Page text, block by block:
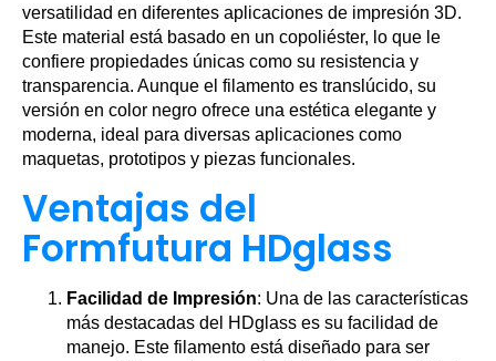
versatilidad en diferentes aplicaciones de impresión 3D.
Este material está basado en un copoliéster, lo que le
confiere propiedades únicas como su resistencia y
transparencia. Aunque el filamento es translúcido, su
versión en color negro ofrece una estética elegante y
moderna, ideal para diversas aplicaciones como
maquetas, prototipos y piezas funcionales.
Ventajas del
Formfutura HDglass
Facilidad de Impresión: Una de las características
más destacadas del HDglass es su facilidad de
manejo. Este filamento está diseñado para ser